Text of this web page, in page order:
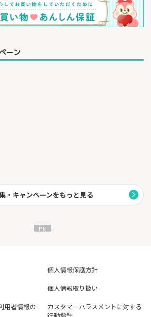
ーン
・キャンペーンをもっと見る
個人情報保護方針
個人情報取り扱い
用者情報の
カスタマーハラスメントに対する